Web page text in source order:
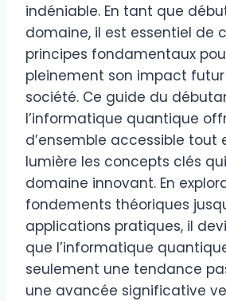
indéniable. En tant que
domaine, il est essentiel de
principes fondamentaux
pleinement son impact
société. Ce guide du
l’informatique quantique
d’ensemble accessible
lumière les concepts clés
domaine innovant. En
fondements théoriques
applications pratiques, il
que l’informatique
seulement une tendance
une avancée significative